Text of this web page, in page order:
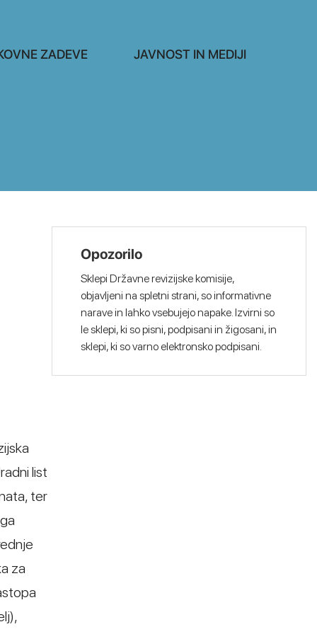
ZADEVE JAVNOST IN MEDIJI
list
ter
za
Opozorilo
Sklepi Državne revizijske komisije,
objavljeni na spletni strani, so informativne
narave in lahko vsebujejo napake. Izvirni so
le sklepi, ki so pisni, podpisani in žigosani, in
sklepi, ki so varno elektronsko podpisani.